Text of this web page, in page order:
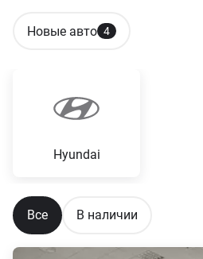
Новые авто 4
Hyundai
Все В наличии